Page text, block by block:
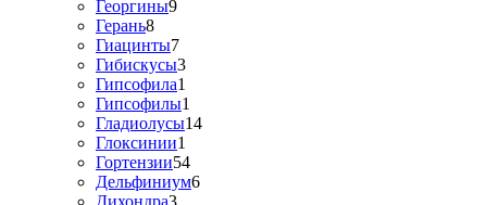
Георгины9
Герань8
Гиацинты7
Гибискусы3
Гипсофила1
Гипсофилы1
Гладиолусы14
Глоксинии1
Гортензии54
Дельфиниум6
Дихондра3